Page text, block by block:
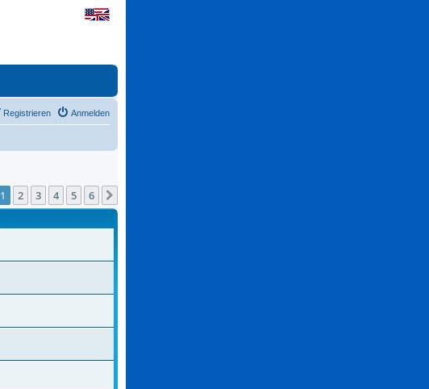
Anmelden
Registrieren
1 2 3 4 5 6